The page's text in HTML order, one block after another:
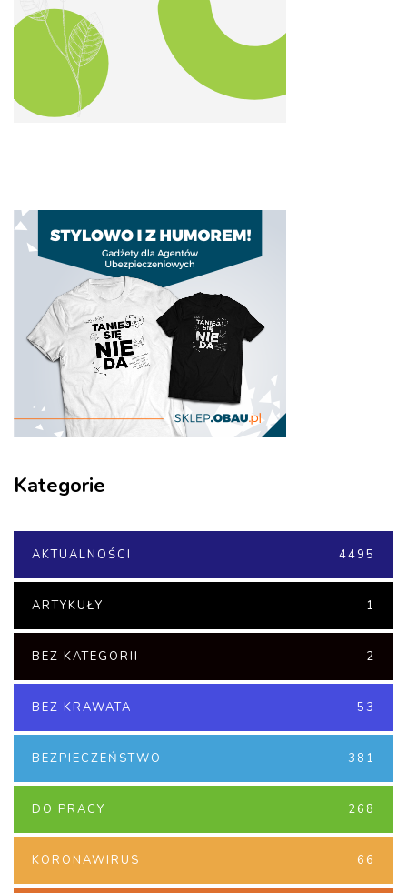
Kategorie
AKTUALNOŚCI 4495
ARTYKUŁY 1
BEZ KATEGORII 2
BEZ KRAWATA 53
BEZPIECZEŃSTWO 381
DO PRACY 268
KORONAWIRUS 66